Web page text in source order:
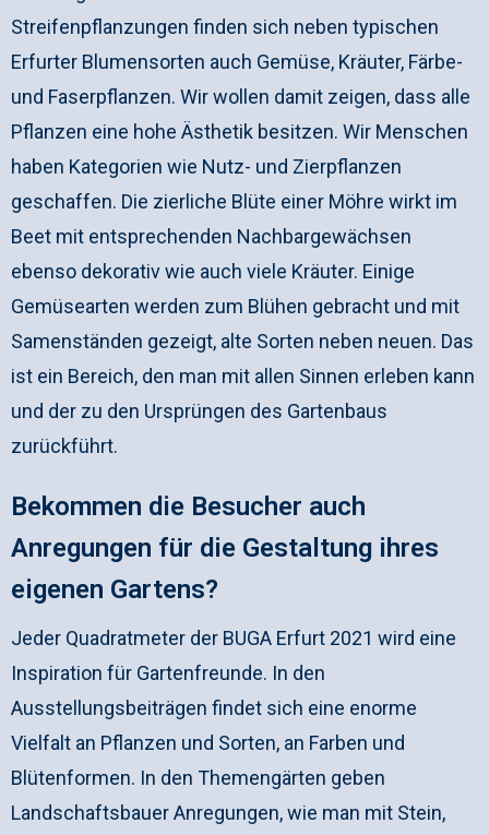
Streifenpflanzungen finden sich neben typischen
Erfurter Blumensorten auch Gemüse, Kräuter, Färbe-
und Faserpflanzen. Wir wollen damit zeigen, dass alle
Pflanzen eine hohe Ästhetik besitzen. Wir Menschen
haben Kategorien wie Nutz- und Zierpflanzen
geschaffen. Die zierliche Blüte einer Möhre wirkt im
Beet mit entsprechenden Nachbargewächsen
ebenso dekorativ wie auch viele Kräuter. Einige
Gemüsearten werden zum Blühen gebracht und mit
Samenständen gezeigt, alte Sorten neben neuen. Das
ist ein Bereich, den man mit allen Sinnen erleben kann
und der zu den Ursprüngen des Gartenbaus
zurückführt.
Bekommen die Besucher auch
Anregungen für die Gestaltung ihres
eigenen Gartens?
Jeder Quadratmeter der BUGA Erfurt 2021 wird eine
Inspiration für Gartenfreunde. In den
Ausstellungsbeiträgen findet sich eine enorme
Vielfalt an Pflanzen und Sorten, an Farben und
Blütenformen. In den Themengärten geben
Landschaftsbauer Anregungen, wie man mit Stein,